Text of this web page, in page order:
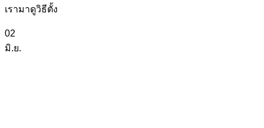
เรามาดูวิธีตั้ง
02
มิ.ย.